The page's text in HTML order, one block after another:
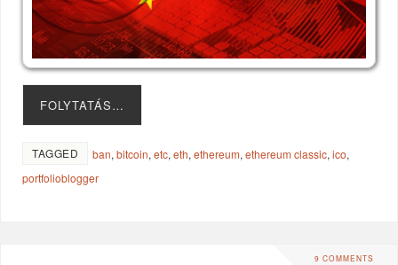
FOLYTATÁS…
TAGGED ban,bitcoin,etc,eth,ethereum,ethereum classic,ico,
portfolioblogger
9 COMMENTS